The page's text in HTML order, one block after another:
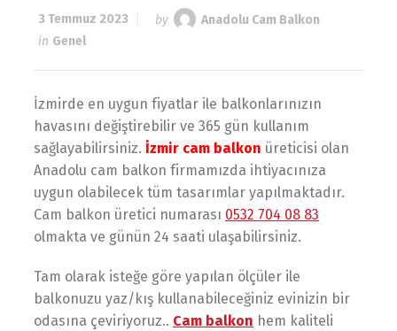
3 Temmuz 2023 by
Anadolu Cam Balkon
in Genel
İzmirde en uygun fiyatlar ile balkonlarınızın
havasını değiştirebilir ve 365 gün kullanım
sağlayabilirsiniz. İzmir cam balkon üreticisi olan
Anadolu cam balkon firmamızda ihtiyacınıza
uygun olabilecek tüm tasarımlar yapılmaktadır.
Cam balkon üretici numarası 0532 704 08 83
olmakta ve günün 24 saati ulaşabilirsiniz.
Tam olarak isteğe göre yapılan ölçüler ile
balkonuzu yaz/kış kullanabileceğiniz evinizin bir
odasına çeviriyoruz.. Cam balkon hem kaliteli